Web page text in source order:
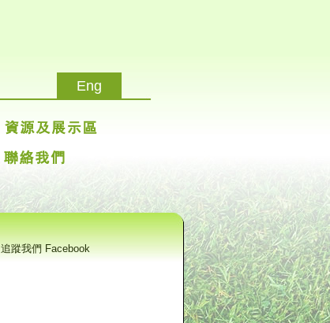
Eng
追蹤我們 Facebook